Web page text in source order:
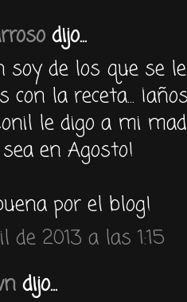
dijo...
soy de los que se
con la receta...
le digo a mi
en Agosto!
por el blog!
de 2013 a las 1:15
dijo...